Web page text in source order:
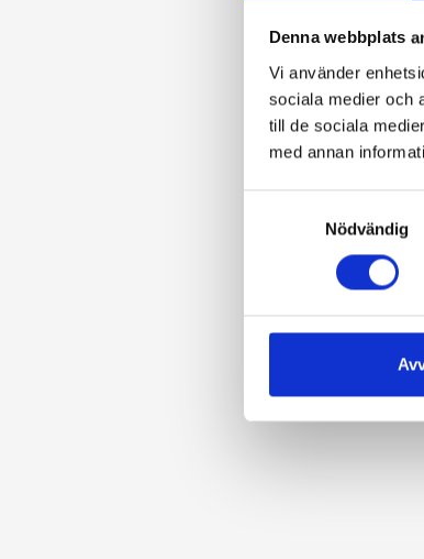
Denna webbplats
Vi använder
sociala medier och
till de sociala
med annan
Nödvändig